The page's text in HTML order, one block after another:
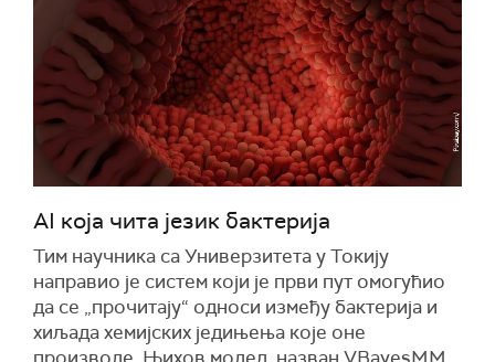
AI која чита језик бактерија
Тим научника са Универзитета у Токију
направио је систем који је први пут омогућио
да се „прочитају“ односи између бактерија и
хиљада хемијских једињења које оне